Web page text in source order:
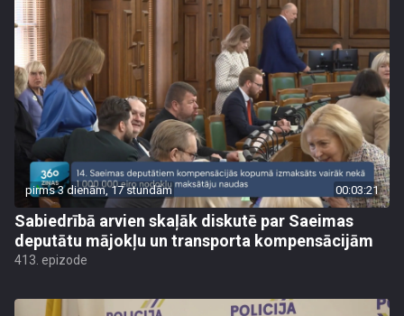
pirms 3 dienām, 17 stundām 00:03:21
Sabiedrībā arvien skaļāk diskutē par Saeimas
deputātu mājokļu un transporta kompensācijām
413. epizode